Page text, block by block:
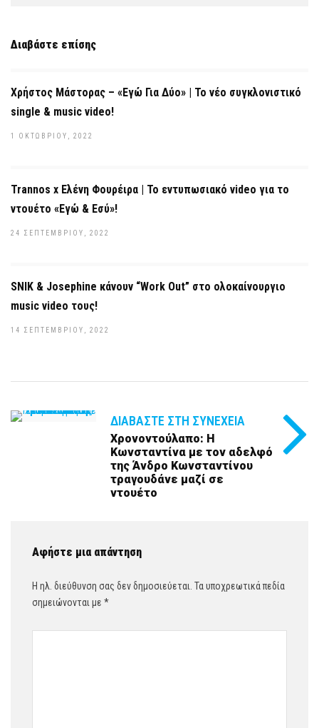
Διαβάστε επίσης
Χρήστος Μάστορας – «Εγώ Για Δύο» | Το νέο συγκλονιστικό
single & music video!
1 ΟΚΤΩΒΡΊΟΥ, 2022
Trannos x Ελένη Φουρέιρα | Το εντυπωσιακό video για το
ντουέτο «Εγώ & Εσύ»!
24 ΣΕΠΤΕΜΒΡΊΟΥ, 2022
SNIK & Josephine κάνουν “Work Out” στο ολοκαίνουργιο
music video τους!
14 ΣΕΠΤΕΜΒΡΊΟΥ, 2022
ΔΙΑΒΆΣΤΕ ΣΤΗ ΣΥΝΈΧΕΙΑ
Χρονοντούλαπο: Η
Κωνσταντίνα με τον αδελφό
της Άνδρο Κωνσταντίνου
τραγουδάνε μαζί σε
ντουέτο
Αφήστε μια απάντηση
Η ηλ. διεύθυνση σας δεν δημοσιεύεται. Τα υποχρεωτικά πεδία
σημειώνονται με *